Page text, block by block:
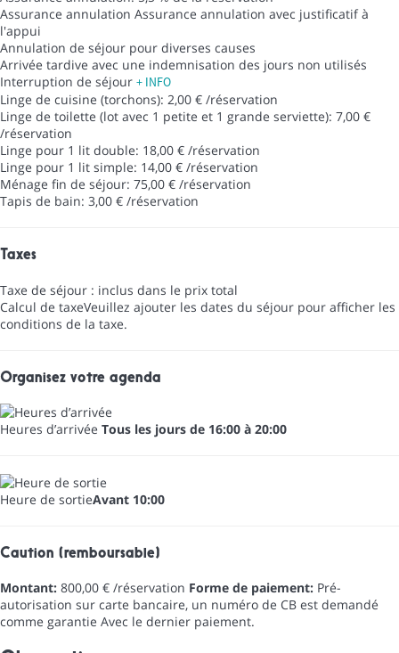
Assurance annulation Assurance annulation avec justificatif à
l'appui
Annulation de séjour pour diverses causes
Arrivée tardive avec une indemnisation des jours non utilisés
Interruption de séjour + INFO
Linge de cuisine (torchons): 2,00 € /réservation
Linge de toilette (lot avec 1 petite et 1 grande serviette): 7,00 €
/réservation
Linge pour 1 lit double: 18,00 € /réservation
Linge pour 1 lit simple: 14,00 € /réservation
Ménage fin de séjour: 75,00 € /réservation
Tapis de bain: 3,00 € /réservation
Taxes
Taxe de séjour : inclus dans le prix total
Calcul de taxeVeuillez ajouter les dates du séjour pour afficher les
conditions de la taxe.
Organisez votre agenda
Heures d’arrivée Tous les jours de 16:00 à 20:00
Heure de sortieAvant 10:00
Caution (remboursable)
Montant: 800,00 € /réservation Forme de paiement: Pré-
autorisation sur carte bancaire, un numéro de CB est demandé
comme garantie Avec le dernier paiement.